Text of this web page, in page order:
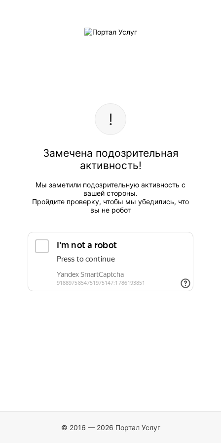
Замечена подозрительная
активность!
Мы заметили подозрительную активность с
вашей стороны.
Пройдите проверку, чтобы мы убедились, что
вы не робот
© 2016 — 2026 Портал Услуг